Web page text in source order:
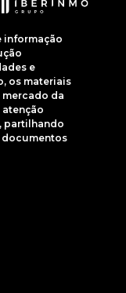
informação
e
os materiais
mercado da
partilhando
documentos